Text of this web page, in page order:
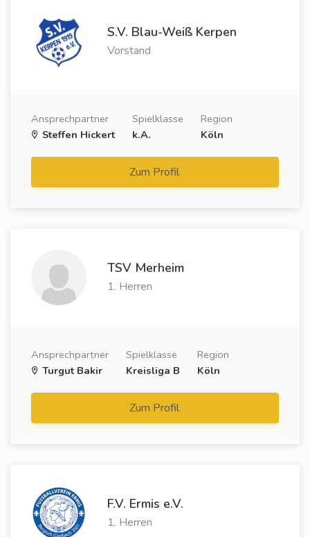
S.V. Blau-Weiß Kerpen
Vorstand
Ansprechpartner
Steffen Hickert
Spielklasse
k.A.
Region
Köln
Zum Profil
TSV Merheim
1. Herren
Ansprechpartner
Turgut Bakir
Spielklasse
Kreisliga B
Region
Köln
Zum Profil
F.V. Ermis e.V.
1. Herren